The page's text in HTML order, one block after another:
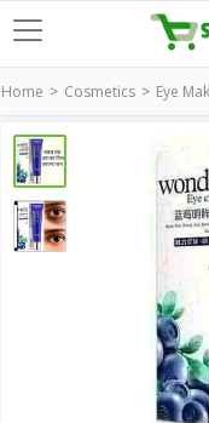
Home Cosmetics Eye